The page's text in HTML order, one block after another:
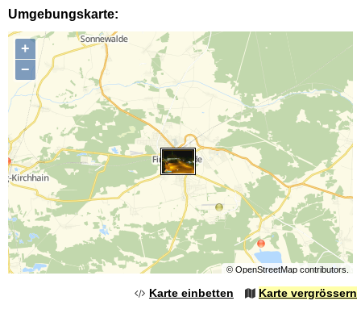
Umgebungskarte:
+
−
© OpenStreetMapcontributors.
Karte einbetten Karte vergrössern